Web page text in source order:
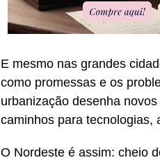
E mesmo nas grandes
como promessas e os
urbanização desenha
caminhos para tecnologias,
O Nordeste é assim: cheio